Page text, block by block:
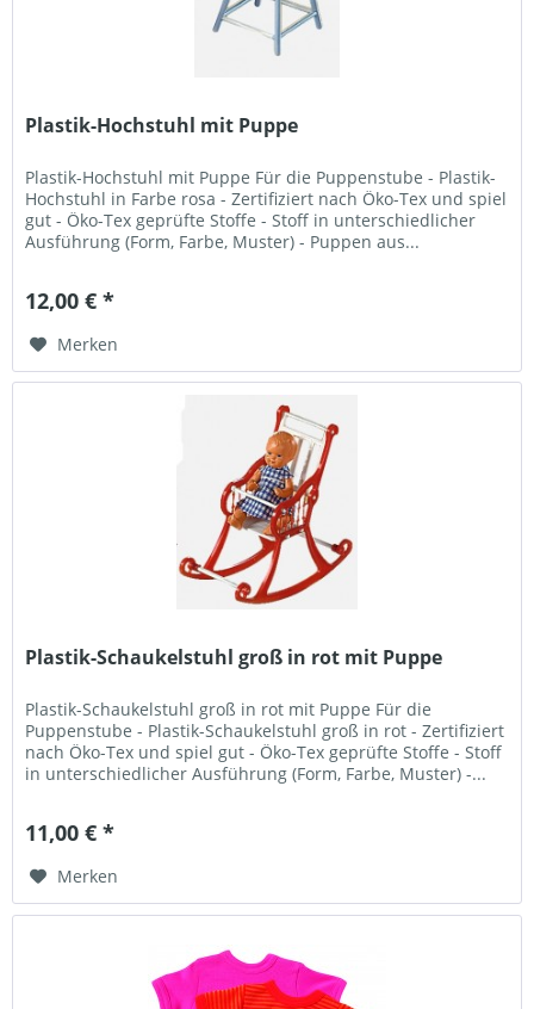
Plastik-Hochstuhl mit Puppe
Plastik-Hochstuhl mit Puppe Für die Puppenstube - Plastik-
Hochstuhl in Farbe rosa - Zertifiziert nach Öko-Tex und spiel
gut - Öko-Tex geprüfte Stoffe - Stoff in unterschiedlicher
Ausführung (Form, Farbe, Muster) - Puppen aus...
12,00 € *
Merken
Plastik-Schaukelstuhl groß in rot mit Puppe
Plastik-Schaukelstuhl groß in rot mit Puppe Für die
Puppenstube - Plastik-Schaukelstuhl groß in rot - Zertifiziert
nach Öko-Tex und spiel gut - Öko-Tex geprüfte Stoffe - Stoff
in unterschiedlicher Ausführung (Form, Farbe, Muster) -...
11,00 € *
Merken